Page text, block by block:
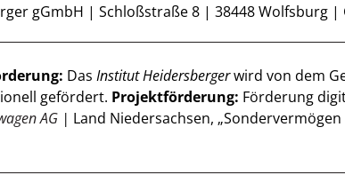
gGmbH | Schloßstraße 8 | 38448 Wolfsburg |
Das Institut Heidersbergerwird von dem
gefördert. Projektförderung: Förderung
AG| Land Niedersachsen,